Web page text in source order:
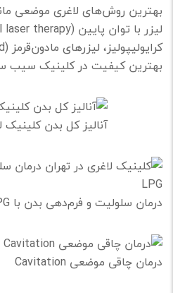
بهترین کیفیت در کلینیک سیب
آنالیز کل بدن
درمان سلولیت و فرم‌دهی بدن با LPG
درمان چاقی موضعی Cavitation